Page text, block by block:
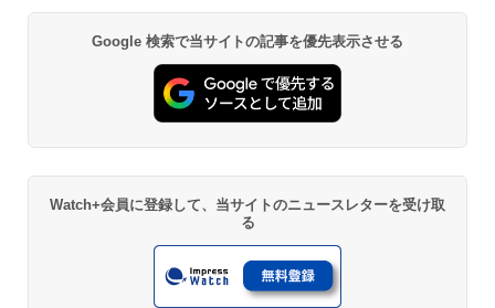
Google 検索で当サイトの記事を優先表示させる
Watch+会員に登録して、当サイトのニュースレターを受け取
る